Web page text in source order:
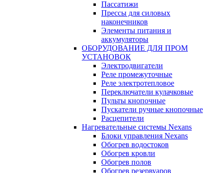
Пассатижи
Прессы для силовых
наконечников
Элементы питания и
аккумуляторы
ОБОРУДОВАНИЕ ДЛЯ ПРОМ
УСТАНОВОК
Электродвигатели
Реле промежуточные
Реле электротепловое
Переключатели кулачковые
Пульты кнопочные
Пускатели ручные кнопочные
Расцепители
Нагревательные системы Nexans
Блоки управления Nexans
Обогрев водостоков
Обогрев кровли
Обогрев полов
Обогрев резервуаров